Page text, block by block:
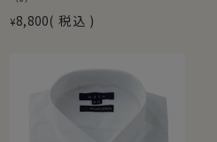
¥8,800 税込